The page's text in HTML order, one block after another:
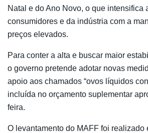
Natal e do Ano Novo, o que intensifica
consumidores e da indústria com a
preços elevados.
Para conter a alta e buscar maior
o governo pretende adotar novas
apoio aos chamados “ovos líquidos
incluída no orçamento suplementar
feira.
O levantamento do MAFF foi realizado